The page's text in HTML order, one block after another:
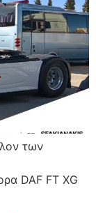
των
DAF FT XG